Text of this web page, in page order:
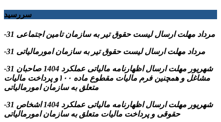
سررسید
-31 مرداد مهلت ارسال ليست حقوق تیر به سازمان تامین اجتماعی
-31 مرداد مهلت ارسال ليست حقوق تیر به سازمان امورمالیاتی
-31 شهریور مهلت ارسال اظهارنامه مالیاتی عملکرد 1404 صاحبان
مشاغل و همچنین فرم مالیات مقطوع ماده ۱۰۰و پرداخت مالیات
متعلق به سازمان امورمالیاتی
-31 شهریور مهلت ارسال اظهارنامه مالیاتی عملکرد 1404 اشخاص
حقوقی و پرداخت مالیات متعلق به سازمان امورمالیاتی